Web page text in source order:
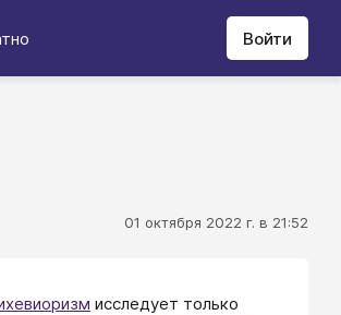
Войти
01 октября 2022 г. в 21:52
исследует только